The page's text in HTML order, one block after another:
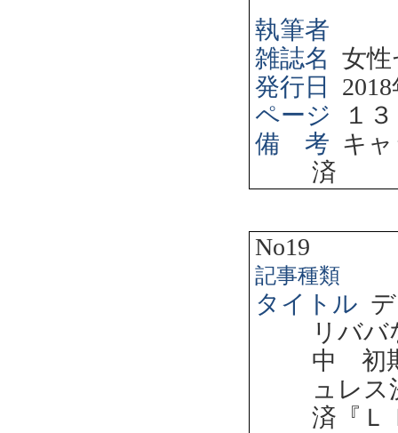
執筆者
雑誌名 女
発行日
2018
ページ
１
備 考 キ
済
No19
記事種類
タイトル
リバ
中 初
ュレ
済『